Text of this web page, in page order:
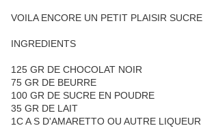
VOILA ENCORE UN PETIT PLAISIR SUCRE.
INGREDIENTS
125 GR DE CHOCOLAT NOIR
75 GR DE BEURRE
100 GR DE SUCRE EN POUDRE
35 GR DE LAIT
1C A S D'AMARETTO OU AUTRE LIQUEUR